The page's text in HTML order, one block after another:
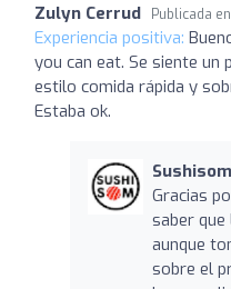
Zulyn Cerrud Publicada en
Experiencia positiva:
you can eat. Se siente un
estilo comida rápida y
Estaba ok.
Gracias
saber
aunque
sobre el